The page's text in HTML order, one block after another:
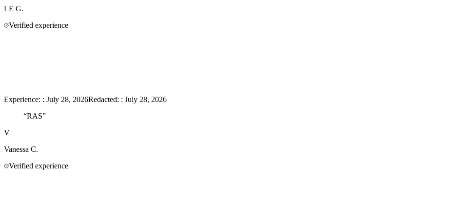
LE G.
Verified experience
Experience: : July 28, 2026Redacted: : July 28, 2026
“RAS”
V
Vanessa C.
Verified experience